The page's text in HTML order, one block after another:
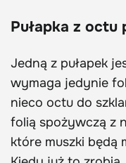
Pułapka z
Jedną z pułapek
wymaga jedynie
nieco octu do
folią spożywczą z
które muszki będą